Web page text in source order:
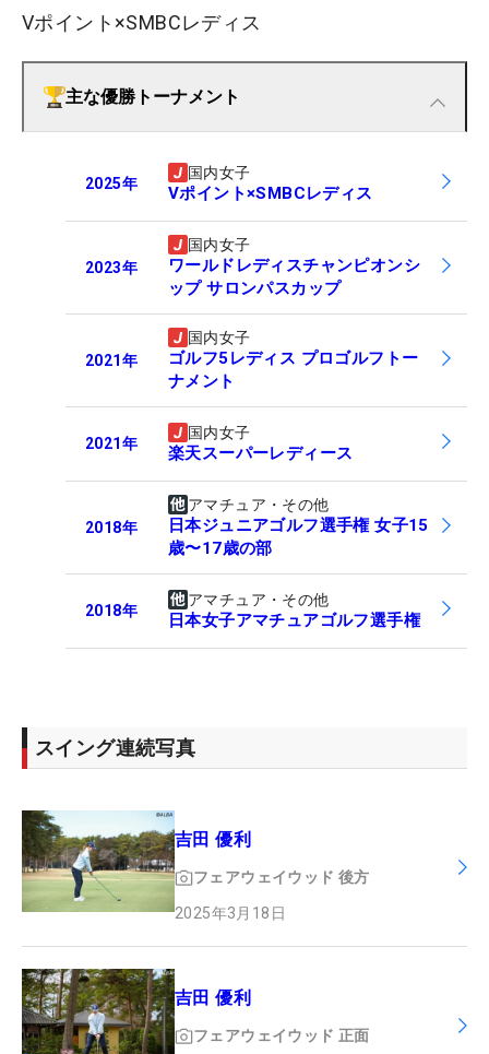
Vポイント×SMBCレディス
主な優勝トーナメント
2025年
国内女子
Vポイント×SMBCレディス
2023年
国内女子
ワールドレディスチャンピオンシ
ップ サロンパスカップ
2021年
国内女子
ゴルフ5レディス プロゴルフトー
ナメント
2021年
国内女子
楽天スーパーレディース
2018年
アマチュア・その他
日本ジュニアゴルフ選手権 女子15
歳〜17歳の部
2018年
アマチュア・その他
日本女子アマチュアゴルフ選手権
スイング連続写真
吉田 優利
フェアウェイウッド 後方
2025年3月18日
吉田 優利
フェアウェイウッド 正面